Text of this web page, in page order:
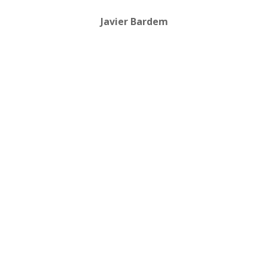
Javier Bardem